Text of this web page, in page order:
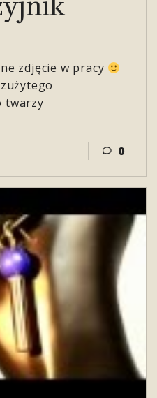
zdjęcie w pracy
twarzy
0